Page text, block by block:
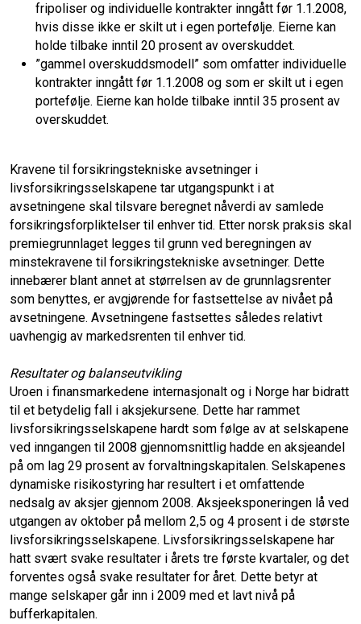
fripoliser og individuelle kontrakter inngått før 1.1.2008,
hvis disse ikke er skilt ut i egen portefølje. Eierne kan
holde tilbake inntil 20 prosent av overskuddet.
”gammel overskuddsmodell” som omfatter individuelle
kontrakter inngått før 1.1.2008 og som er skilt ut i egen
portefølje. Eierne kan holde tilbake inntil 35 prosent av
overskuddet.
Kravene til forsikringstekniske avsetninger i
livsforsikringsselskapene tar utgangspunkt i at
avsetningene skal tilsvare beregnet nåverdi av samlede
forsikringsforpliktelser til enhver tid. Etter norsk praksis skal
premiegrunnlaget legges til grunn ved beregningen av
minstekravene til forsikringstekniske avsetninger. Dette
innebærer blant annet at størrelsen av de grunnlagsrenter
som benyttes, er avgjørende for fastsettelse av nivået på
avsetningene. Avsetningene fastsettes således relativt
uavhengig av markedsrenten til enhver tid.
Resultater og balanseutvikling
Uroen i finansmarkedene internasjonalt og i Norge har bidratt
til et betydelig fall i aksjekursene. Dette har rammet
livsforsikringsselskapene hardt som følge av at selskapene
ved inngangen til 2008 gjennomsnittlig hadde en aksjeandel
på om lag 29 prosent av forvaltningskapitalen. Selskapenes
dynamiske risikostyring har resultert i et omfattende
nedsalg av aksjer gjennom 2008. Aksjeeksponeringen lå ved
utgangen av oktober på mellom 2,5 og 4 prosent i de største
livsforsikringsselskapene. Livsforsikringsselskapene har
hatt svært svake resultater i årets tre første kvartaler, og det
forventes også svake resultater for året. Dette betyr at
mange selskaper går inn i 2009 med et lavt nivå på
bufferkapitalen.